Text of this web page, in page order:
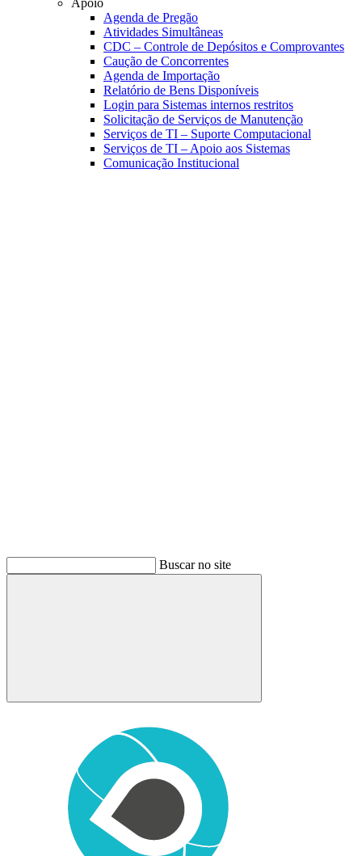
Apoio
Agenda de Pregão
Atividades Simultâneas
CDC – Controle de Depósitos e Comprovantes
Caução de Concorrentes
Agenda de Importação
Relatório de Bens Disponíveis
Login para Sistemas internos restritos
Solicitação de Serviços de Manutenção
Serviços de TI – Suporte Computacional
Serviços de TI – Apoio aos Sistemas
Comunicação Institucional
Buscar no site
Buscar